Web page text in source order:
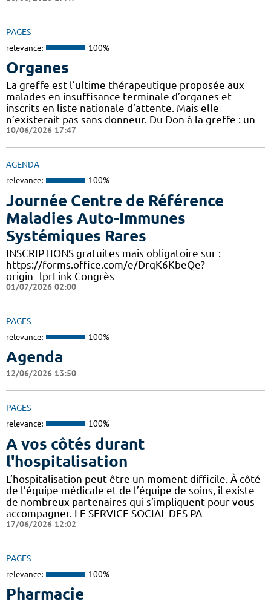
PAGES
relevance: 100%
Organes
La greffe est l’ultime thérapeutique proposée aux
malades en insuffisance terminale d’organes et
inscrits en liste nationale d’attente. Mais elle
n’existerait pas sans donneur. Du Don à la greffe : un
10/06/2026 17:47
AGENDA
relevance: 100%
Journée Centre de Référence
Maladies Auto-Immunes
Systémiques Rares
INSCRIPTIONS gratuites mais obligatoire sur :
https://forms.office.com/e/DrqK6KbeQe?
origin=lprLink Congrès
01/07/2026 02:00
PAGES
relevance: 100%
Agenda
12/06/2026 13:50
PAGES
relevance: 100%
A vos côtés durant
l'hospitalisation
L’hospitalisation peut être un moment difficile. À côté
de l’équipe médicale et de l’équipe de soins, il existe
de nombreux partenaires qui s’impliquent pour vous
accompagner. LE SERVICE SOCIAL DES PA
17/06/2026 12:02
PAGES
relevance: 100%
Pharmacie